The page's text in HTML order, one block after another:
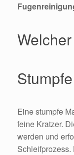
Eine stumpfe
feine Kratzer.
werden und
Schleifprozess.